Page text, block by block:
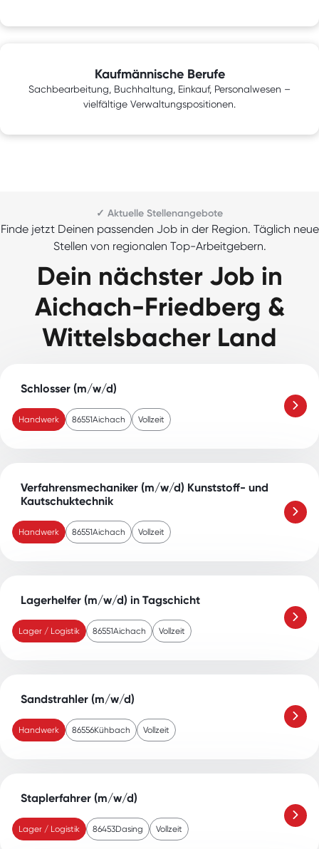
Kaufmännische Berufe
Sachbearbeitung, Buchhaltung, Einkauf, Personalwesen –
vielfältige Verwaltungspositionen.
✓ Aktuelle Stellenangebote
Finde jetzt Deinen passenden Job in der Region. Täglich neue
Stellen von regionalen Top-Arbeitgebern.
Dein nächster Job in
Aichach-Friedberg &
Wittelsbacher Land
Schlosser (m/w/d)
Handwerk 86551Aichach Vollzeit
Verfahrensmechaniker (m/w/d) Kunststoff- und
Kautschuktechnik
Handwerk 86551Aichach Vollzeit
Lagerhelfer (m/w/d) in Tagschicht
Lager / Logistik 86551Aichach Vollzeit
Sandstrahler (m/w/d)
Handwerk 86556Kühbach Vollzeit
Staplerfahrer (m/w/d)
Lager / Logistik 86453Dasing Vollzeit